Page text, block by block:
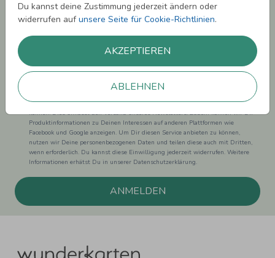
Du kannst deine Zustimmung jederzeit ändern oder
widerrufen aufunsere Seite für Cookie-Richtlinien.
AKZEPTIEREN
ABLEHNEN
Melde Dich zu unserem Newsletter an und bleibe auf dem
Laufenden.
dass wir Dich mit neuesten Informationen aus unserem Angebot informieren
können. Dies umfasst den Versand unseres Newsletters. Zudem können wir Dir
Produktinformationen zu Deinen Interessen auf anderen Plattformen wie
Facebook und Google anzeigen. Um Dir diesen Service anbieten zu können,
nutzen wir Deine personenbezogenen Daten und teilen diese auch mit Dritten,
wenn erforderlich. Du kannst diese Einwilligung jederzeit widerrufen. Weitere
Informationen erhätst Du in unserer Datenschutzerklärung.
ANMELDEN